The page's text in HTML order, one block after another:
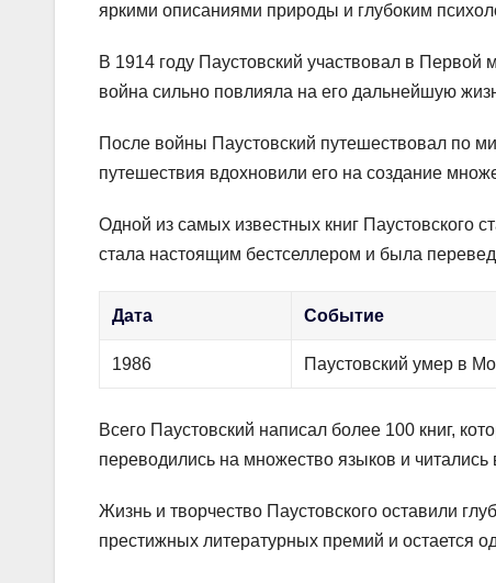
яркими описаниями природы и глубоким
В 1914 году Паустовский участвовал в
война сильно повлияла на его дальнейшую
После войны Паустовский путешествовал по
путешествия вдохновили его на создание
Одной из самых известных книг Паустовского
стала настоящим бестселлером и была
Дата Событие
1986 Паустовский умер в
Всего Паустовский написал более 100 книг,
переводились на множество языков и
Жизнь и творчество Паустовского оставили
престижных литературных премий и остается